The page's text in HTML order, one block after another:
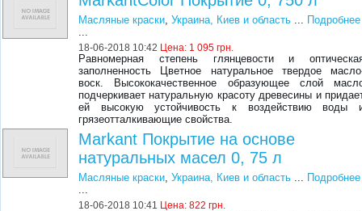
Масляные краски,Украина, Киев и область ... Подробнее
...
18-06-2018 10:42 Цена: 1 095 грн.
Равномерная степень глянцевости и
заполненность Цветное натуральное твердое
воск. Высококачественное образующее слой
подчеркивает натуральную красоту древесины и
ей высокую устойчивость к воздействию воды
грязеотталкивающие свойства.
Markant Покрытие на основе
натуральных масел 0, 75 л
Масляные краски,Украина, Киев и область ... Подробнее
...
18-06-2018 10:41 Цена:822 грн.